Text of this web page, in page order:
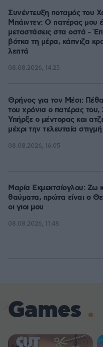
Συνέντευξη ποταμός του
Μπάιντεν: Ο πατέρας μου
μεταστάσεις στα οστά -
βότκα τη μέρα, κάπνιζα
λεπτά
08.08.2026, 14:25
Θρήνος για τον Μέσι:
του χρόνια ο πατέρας του,
Υπήρξε ο μέντορας και
μέχρι την τελευταία στιγμή
08.08.2026, 16:05
Μαρία Εκμεκτσίογλου: Ζω
θαύματα, πρώτα είναι ο
οι γιοι μου
08.08.2026, 11:48
Games